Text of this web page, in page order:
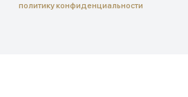
политику конфиденциальности